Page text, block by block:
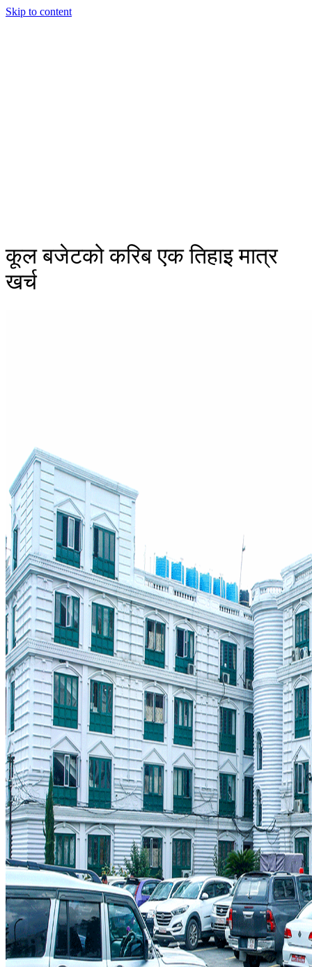
Skip to content
कूल बजेटको करिब एक तिहाइ मात्र
खर्च